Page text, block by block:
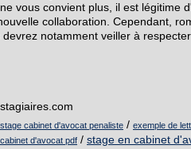
vous convient plus, il est légitime
collaboration. Cependant,
notamment veiller à
cabinet d'avocat penaliste / exemple de
d'avocat pdf / stage en cabinet